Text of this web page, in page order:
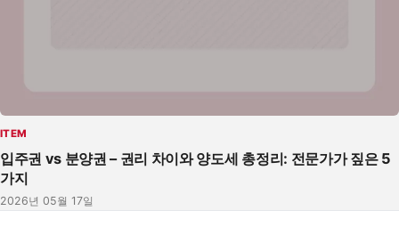
ITEM
입주권 vs 분양권 – 권리 차이와 양도세 총정리: 전문가가 짚은 5
가지
2026년 05월 17일